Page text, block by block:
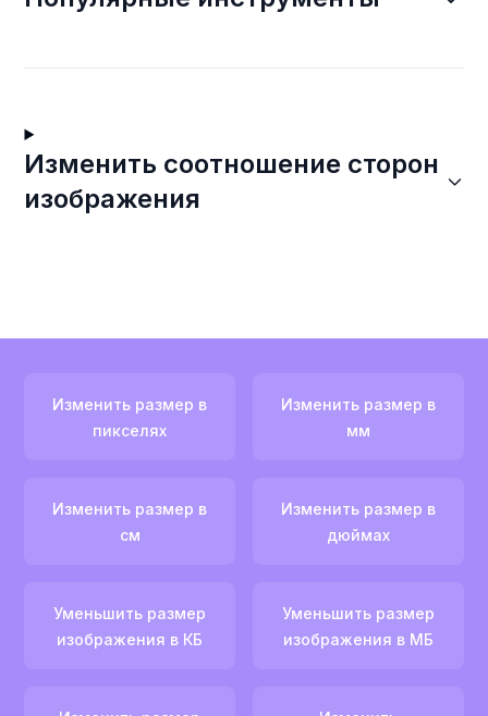
Изменить соотношение сторон
изображения
Изменить размер в
пикселях
Изменить размер в
мм
Изменить размер в
см
Изменить размер в
дюймах
Уменьшить размер
изображения в КБ
Уменьшить размер
изображения в МБ